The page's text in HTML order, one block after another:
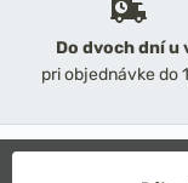
Do dvoch dní u
pri objednávke do